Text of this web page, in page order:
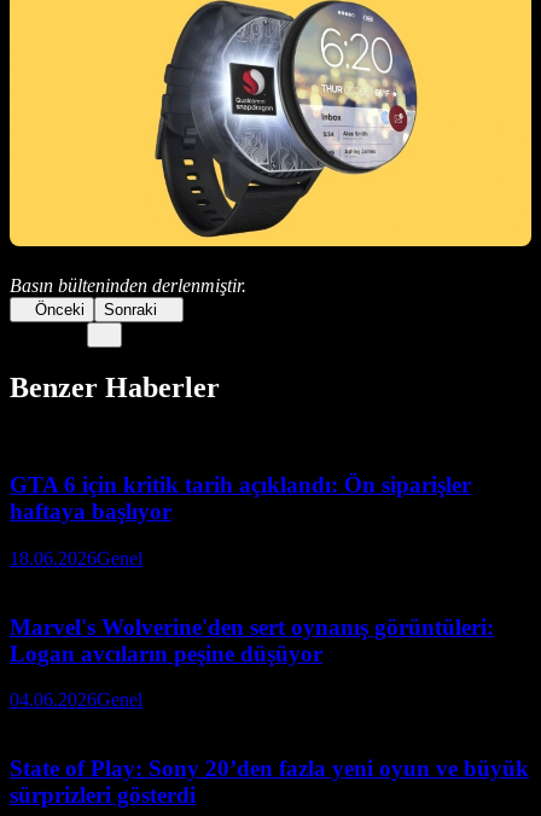
Basın bülteninden derlenmiştir.
Önceki Sonraki
Benzer Haberler
GTA 6 için kritik tarih açıklandı: Ön siparişler
haftaya başlıyor
18.06.2026Genel
Marvel's Wolverine'den sert oynanış görüntüleri:
Logan avcıların peşine düşüyor
04.06.2026Genel
State of Play: Sony 20’den fazla yeni oyun ve büyük
sürprizleri gösterdi